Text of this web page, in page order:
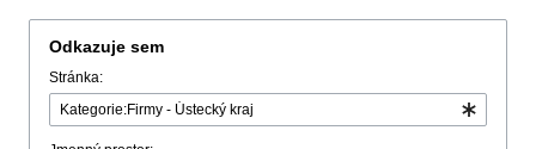
navigation
search
Odkazuje sem
Stránka: